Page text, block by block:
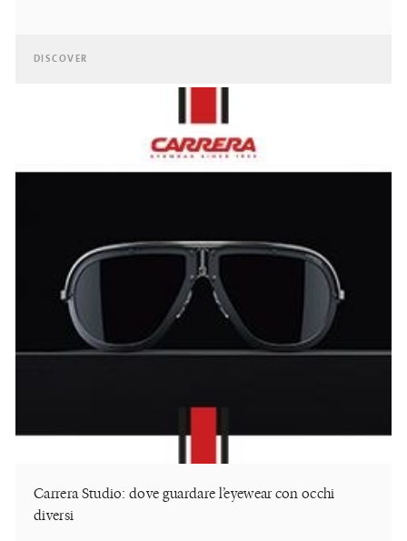
DISCOVER
Carrera Studio: dove guardare l’eyewear con occhi
diversi